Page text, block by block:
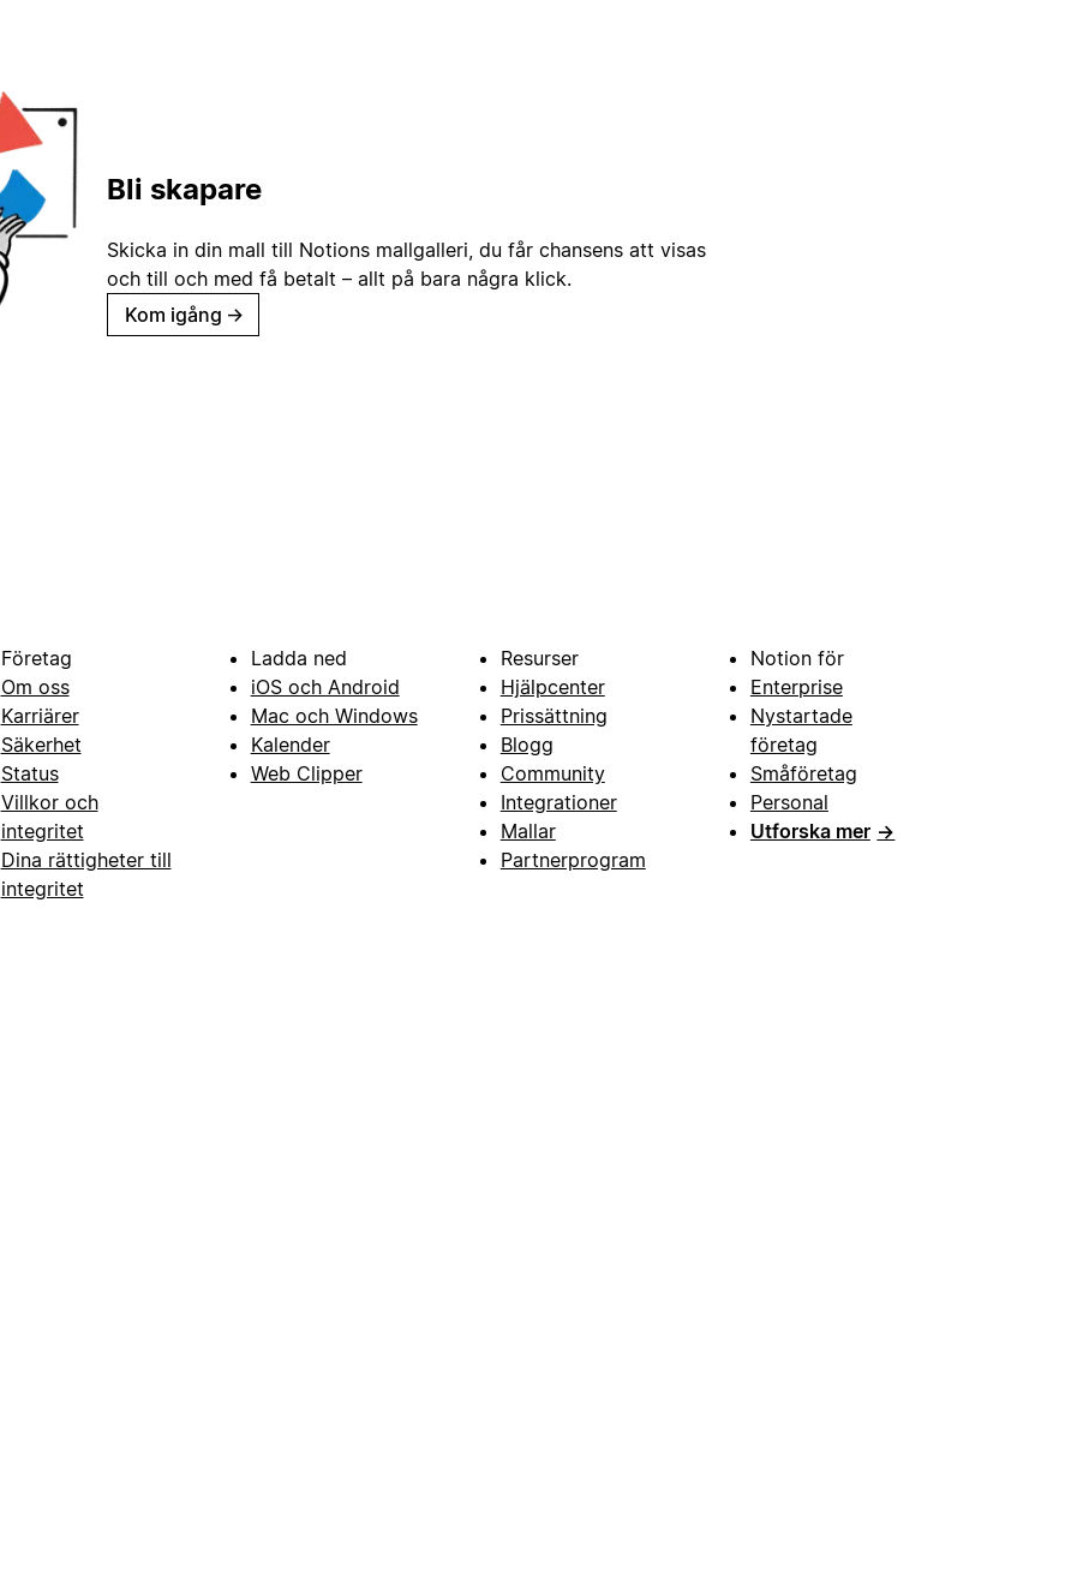
Bli skapare
Skicka in din mall till Notions mallgalleri, du får chansens att visas
och till och med få betalt – allt på bara några klick.
Kom igång →
Företag
Om oss
Karriärer
Säkerhet
Status
Villkor och
integritet
Dina rättigheter till
integritet
Ladda ned
iOS och Android
Mac och Windows
Kalender
Web Clipper
Resurser
Hjälpcenter
Prissättning
Blogg
Community
Integrationer
Mallar
Partnerprogram
Notion för
Enterprise
Nystartade
företag
Småföretag
Personal
Utforska mer →